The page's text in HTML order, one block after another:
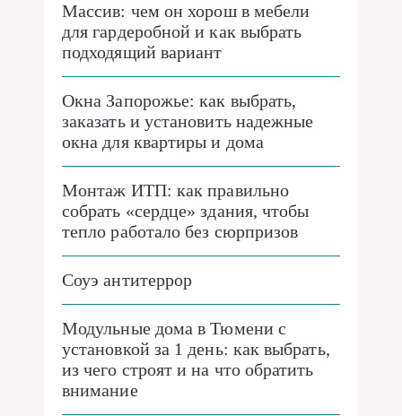
Массив: чем он хорош в мебели
для гардеробной и как выбрать
подходящий вариант
Окна Запорожье: как выбрать,
заказать и установить надежные
окна для квартиры и дома
Монтаж ИТП: как правильно
собрать «сердце» здания, чтобы
тепло работало без сюрпризов
Соуэ антитеррор
Модульные дома в Тюмени с
установкой за 1 день: как выбрать,
из чего строят и на что обратить
внимание